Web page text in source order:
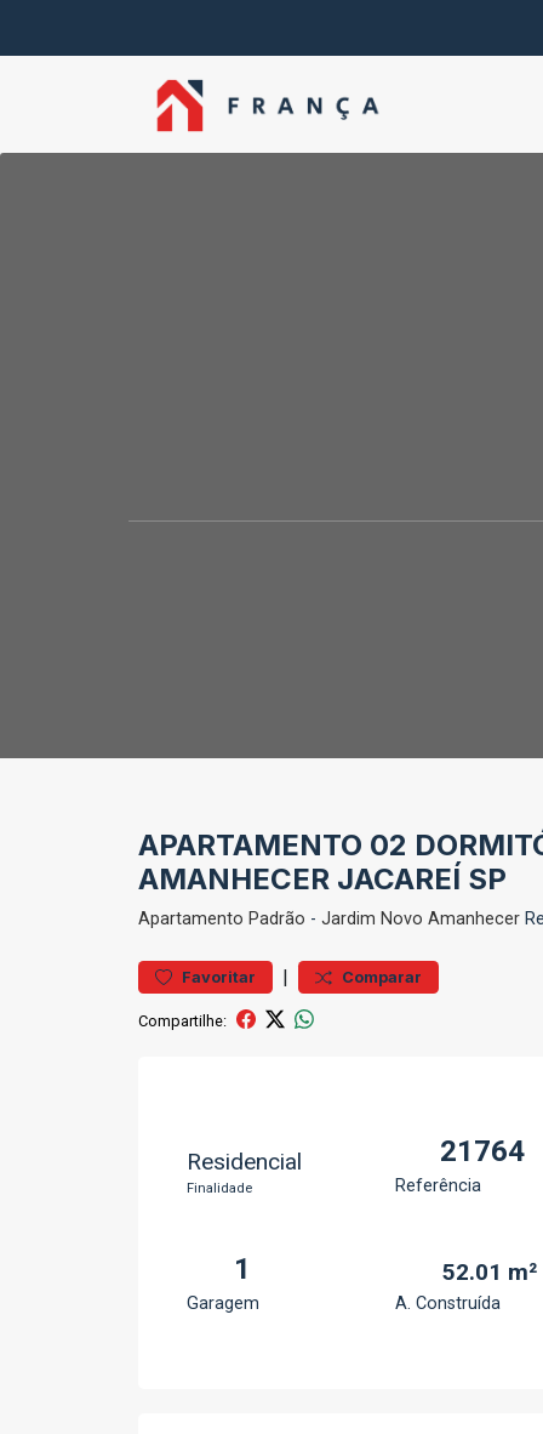
APARTAMENTO 02
AMANHECER JACAREÍ SP
Apartamento Padrão - Jardim Novo Amanhecer
Favoritar | Comparar
Compartilhe:
Residencial
Finalidade
21764
Referência
1
Garagem
52.01 m²
A. Construída